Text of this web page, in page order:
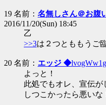
19 名前： 名無しさん＠お腹
2016/11/20(Sun) 18:45
乙
>>3は２つとももうご
20 名前： エッジ ◆lvogWw1g
よっと！
此処でもオレ、宣伝が
しつこかったら悪いな